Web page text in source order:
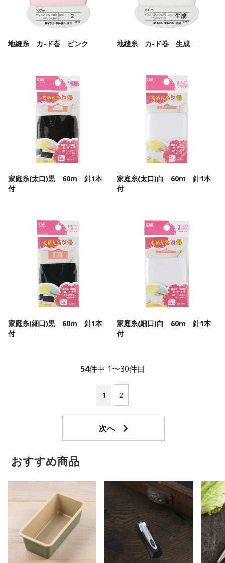
地縫糸 カ-ド巻 ピンク 地縫糸 カ-ド巻 生成
家庭糸(太口)黒 60m 針1本
付
家庭糸(太口)白 60m 針1本
付
家庭糸(細口)黒 60m 針1本
付
家庭糸(細口)白 60m 針1本
付
54件中 1〜30件目
1 2
おすすめ商品